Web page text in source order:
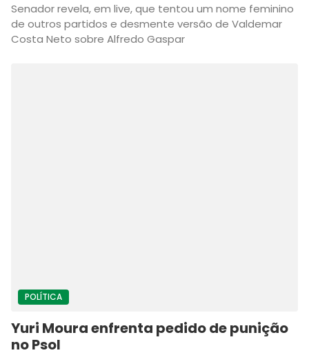
Senador revela, em live, que tentou um nome feminino
de outros partidos e desmente versão de Valdemar
Costa Neto sobre Alfredo Gaspar
POLÍTICA
Yuri Moura enfrenta pedido de punição
no Psol